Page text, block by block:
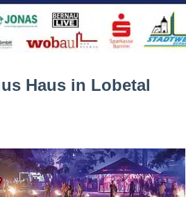
Haus in Lobetal